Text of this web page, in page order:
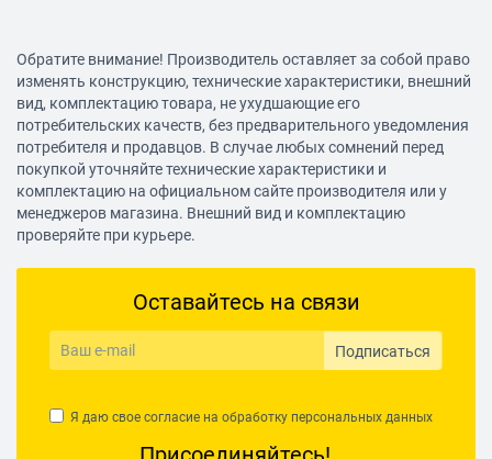
Обратите внимание! Производитель оставляет за собой право
изменять конструкцию, технические характеристики, внешний
вид, комплектацию товара, не ухудшающие его
потребительских качеств, без предварительного уведомления
потребителя и продавцов. В случае любых сомнений перед
покупкой уточняйте технические характеристики и
комплектацию на официальном сайте производителя или у
менеджеров магазина. Внешний вид и комплектацию
проверяйте при курьере.
Оставайтесь на связи
Подписаться
Я даю свое согласие на обработку персональных данных